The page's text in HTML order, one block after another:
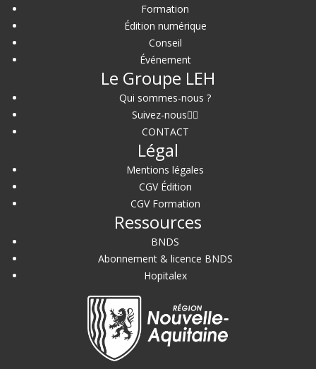
Formation
Édition numérique
Conseil
Événement
Le Groupe LEH
Qui sommes-nous ?
Suivez-nous
CONTACT
Légal
Mentions légales
CGV Édition
CGV Formation
Ressources
BNDS
Abonnement & licence BNDS
Hopitalex